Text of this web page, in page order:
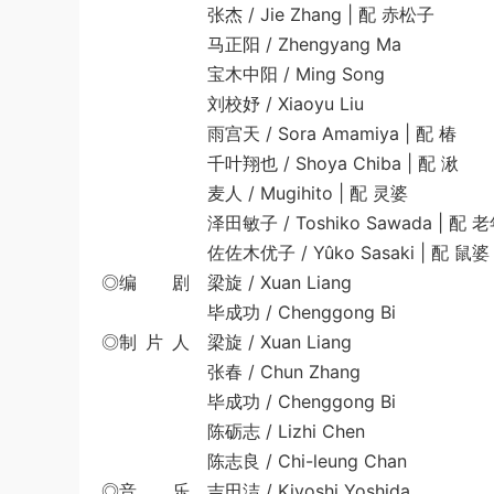
张杰 / Jie Zhang | 配 赤松子
马正阳 / Zhengyang Ma
宝木中阳 / Ming Song
刘校妤 / Xiaoyu Liu
雨宫天 / Sora Amamiya | 配 椿
千叶翔也 / Shoya Chiba | 配 湫
麦人 / Mugihito | 配 灵婆
泽田敏子 / Toshiko Sawada | 配 老
佐佐木优子 / Yûko Sasaki | 配 鼠婆
◎编 剧 梁旋 / Xuan Liang
毕成功 / Chenggong Bi
◎制 片 人 梁旋 / Xuan Liang
张春 / Chun Zhang
毕成功 / Chenggong Bi
陈砺志 / Lizhi Chen
陈志良 / Chi-leung Chan